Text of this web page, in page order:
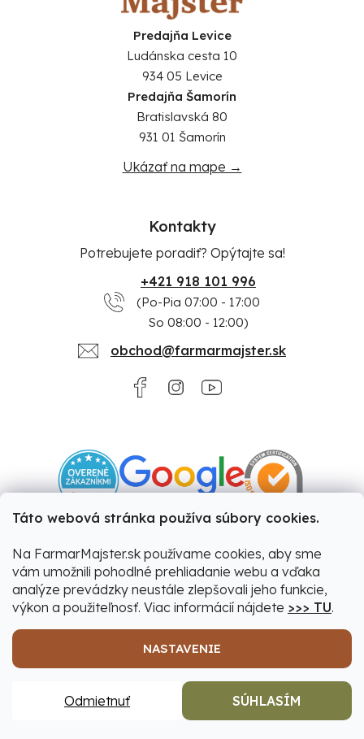
Táto webová stránka používa súbory cookies.
Na FarmarMajster.sk používame cookies, aby sme
vám umožnili pohodlné prehliadanie webu a vďaka
analýze prevádzky neustále zlepšovali jeho funkcie,
výkon a použiteľnosť. Viac informácií nájdete >>> TU.
NASTAVENIE
Odmietnuť SÚHLASÍM
Predajňa Levice
Ludánska cesta 10
934 05 Levice
Predajňa Šamorín
Bratislavská 80
931 01 Šamorín
Ukázať na mape →
Kontakty
Potrebujete poradiť? Opýtajte sa!
+421 918 101 996
(Po-Pia 07:00 - 17:00
So 08:00 - 12:00)
obchod@farmarmajster.sk
Upravil Balkys
Copyright 2026
Farmár&Majster. Všetky práva
Upraviť nastavenie cookies